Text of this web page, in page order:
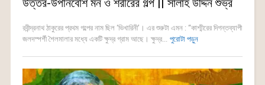
উত্তর-উপনিবেশি মন ও শরীরের গল্প || সালাহ উদ্দিন শুভ্র
রবীন্দ্রনাথ ঠাকুরের প্রথম গল্পের নাম ছিল ‘ভিখারিনী’। এর শুরুটা এমন : “কাশ্মীরের দিগন্তব্যাপী
জলদস্পর্শী শৈলমালার মধ্যে একটি ক্ষুদ্র গ্রাম আছে। ক্ষুদ্র... পুরোটা পড়ুন